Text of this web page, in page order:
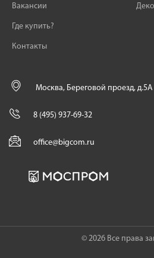
Вакансии
Где купить?
Контакты
Москва, Береговой проезд,
8 (495) 937-69-32
office@bigcom.ru
© 2026 Все права